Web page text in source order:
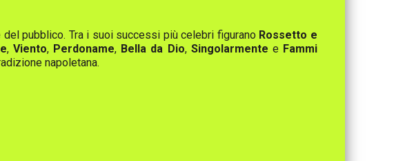
pubblico. Tra i suoi successi più celebri figurano Rossetto e
,Viento, Perdoname, Bella da Dio, Singolarmente e Fammi
napoletana.